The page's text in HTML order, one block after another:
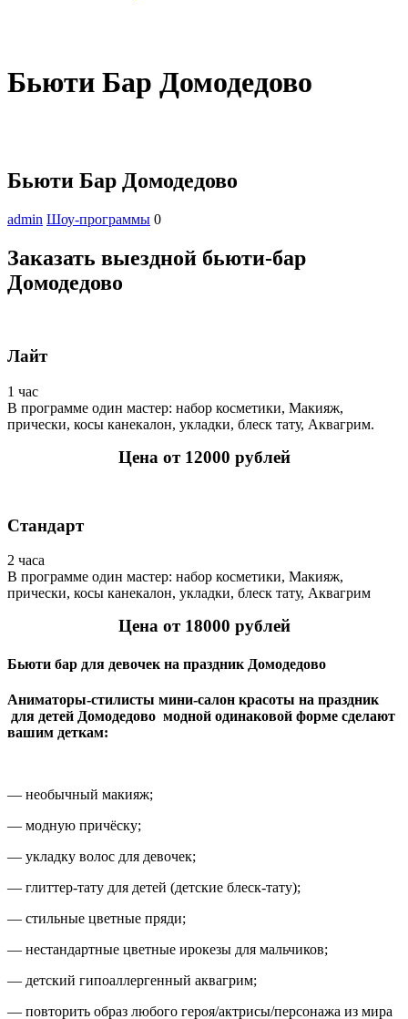
Бьюти Бар Домодедово
Бьюти Бар Домодедово
admin Шоу-программы 0
Заказать выездной бьюти-бар
Домодедово
Лайт
1 час
В программе один мастер: набор косметики, Макияж,
прически, косы канекалон, укладки, блеск тату, Аквагрим.
Цена от 12000 рублей
Стандарт
2 часа
В программе один мастер: набор косметики, Макияж,
прически, косы канекалон, укладки, блеск тату, Аквагрим
Цена от 18000 рублей
Бьюти бар для девочек на праздник Домодедово
Аниматоры-стилисты мини-салон красоты на праздник
для детей Домодедово модной одинаковой форме сделают
вашим деткам:
— необычный макияж;
— модную причёску;
— укладку волос для девочек;
— глиттер-тату для детей (детские блеск-тату);
— стильные цветные пряди;
— нестандартные цветные ирокезы для мальчиков;
— детский гипоаллергенный аквагрим;
— повторить образ любого героя/актрисы/персонажа из мира